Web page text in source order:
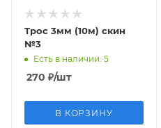
Трос 3мм (10м) скин
№3
Есть в наличии: 5
270 ₽/шт
В КОРЗИНУ